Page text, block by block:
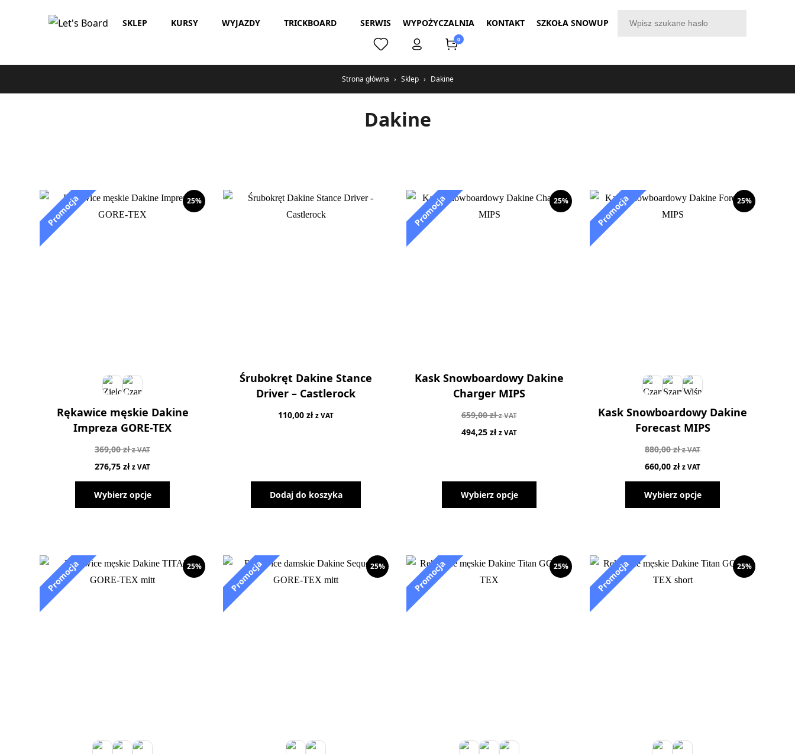
SKLEP KURSY WYJAZDY TRICKBOARD SERWIS WYPOŻYCZALNIA KONTAKT SZKOŁA SNOWUP
0
Strona główna › Sklep › Dakine
Dakine
25%
Rękawice męskie Dakine
Impreza GORE-TEX
369,00zł z VAT
276,75 zł z VAT
Wybierz opcje
Śrubokręt Dakine Stance
Driver – Castlerock
110,00 zł z VAT
Dodaj do koszyka
25%
Kask Snowboardowy Dakine
Charger MIPS
659,00zł z VAT
494,25 zł z VAT
Wybierz opcje
25%
Kask Snowboardowy Dakine
Forecast MIPS
880,00zł z VAT
660,00 zł z VAT
Wybierz opcje
25% 25% 25% 25%